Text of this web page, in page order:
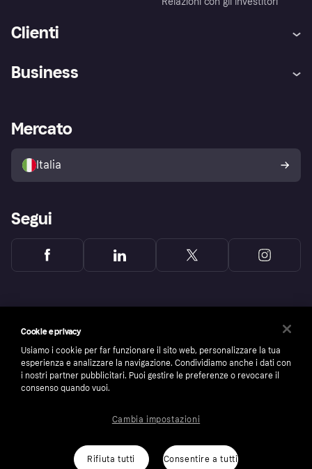
Clienti
Assistenza
Esplora i negozi
Politica di protezione
dell'acquirente Klarna
Business
Accesso aziende
Mercato
Italia
Segui
number: 556737-0431
Cookie e privacy
Usiamo i cookie per far funzionare il sito web, personalizzare la tua
esperienza e analizzare la navigazione. Condividiamo anche i dati con
i nostri partner pubblicitari. Puoi gestire le preferenze o revocare il
consenso quando vuoi.
Rifiuta tutti Consentire a tutti
Cambia impostazioni